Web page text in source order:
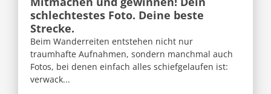
schlechtestes Foto. Deine beste
Strecke.
Beim Wanderreiten entstehen nicht nur
traumhafte Aufnahmen, sondern manchmal auch
Fotos, bei denen einfach alles schiefgelaufen ist:
verwack...